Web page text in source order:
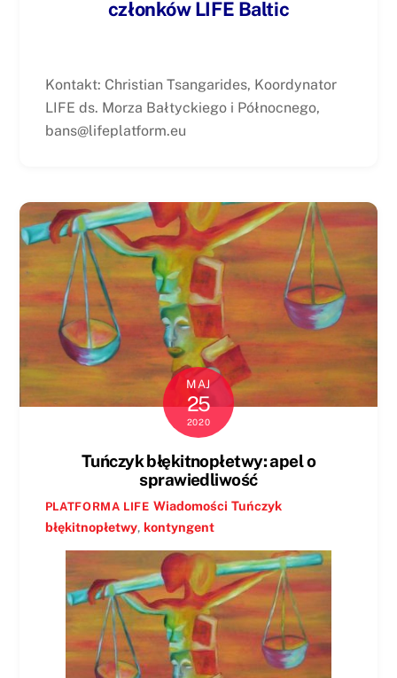
członków LIFE Baltic
Kontakt: Christian Tsangarides, Koordynator
LIFE ds. Morza Bałtyckiego i Północnego,
bans@lifeplatform.eu
MAJ
25
2020
Tuńczyk błękitnopłetwy: apel o
sprawiedliwość
PLATFORMA LIFE Wiadomości Tuńczyk
błękitnopłetwy, kontyngent